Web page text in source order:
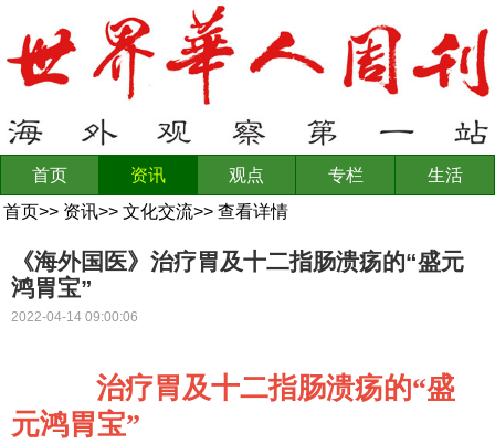
首页 资讯 观点 专栏
生活
首页>> 资讯>> 文化交流>> 查看详情
《海外国医》治疗胃及十二指肠溃疡的“盛元
鸿胃宝”
2022-04-14 09:00:06
治疗胃及十二指肠溃疡的“盛
元鸿胃宝”